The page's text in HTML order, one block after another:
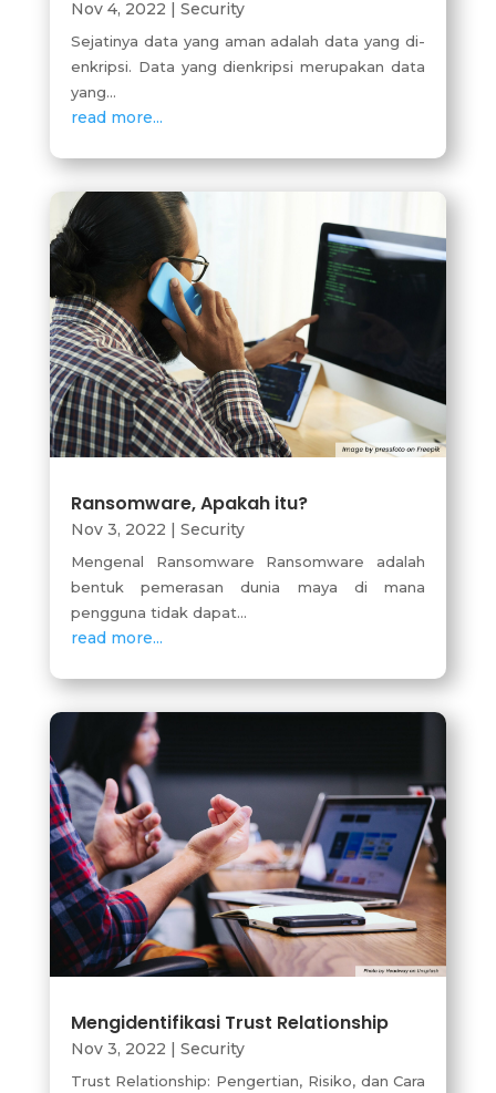
Nov 4, 2022 Security
Sejatinya data yang aman adalah data yang di-
enkripsi. Data yang dienkripsi merupakan data
yang...
read more...
Ransomware, Apakah itu?
Nov 3, 2022 | Security
Mengenal Ransomware Ransomware adalah
bentuk pemerasan dunia maya di mana
pengguna tidak dapat...
read more...
Mengidentifikasi Trust Relationship
Nov 3, 2022 | Security
Trust Relationship: Pengertian, Risiko, dan Cara